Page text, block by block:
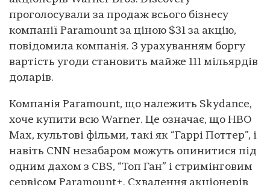
проголосували за продаж всього бізнесу
компанії Paramount за ціною $31 за акцію,
повідомила компанія. З урахуванням боргу
вартість угоди становить майже 111 мільярдів
доларів.
Компанія Paramount, що належить Skydance,
хоче купити всю Warner. Це означає, що HBO
Max, культові фільми, такі як “Гаррі Поттер”, і
навіть CNN незабаром можуть опинитися під
одним дахом з CBS, “Топ Ган” і стримінговим